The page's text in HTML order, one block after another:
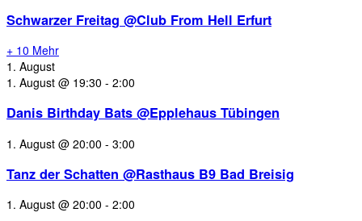
Schwarzer Freitag @Club From Hell Erfurt
+ 10 Mehr
1. August
1. August @ 19:30 - 2:00
Danis Birthday Bats @Epplehaus Tübingen
1. August @ 20:00 - 3:00
Tanz der Schatten @Rasthaus B9 Bad Breisig
1. August @ 20:00 - 2:00